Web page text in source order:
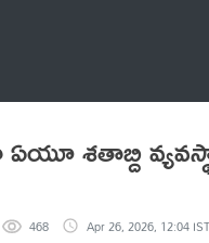
శతాబ్ది
468 Apr 26, 2026, 12:04 IST